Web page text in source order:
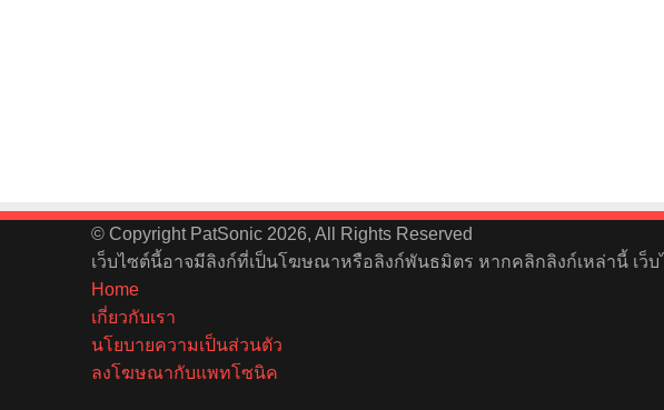
© Copyright PatSonic 2026, All Rights Reserved
เว็บไซต์นี้อาจมีลิงก์ที่เป็นโฆษณาหรือลิงก์พันธมิตร หากคลิกลิงก์เหล่านี้ เ
Home
เกี่ยวกับเรา
นโยบายความเป็นส่วนตัว
ลงโฆษณากับแพทโซนิค